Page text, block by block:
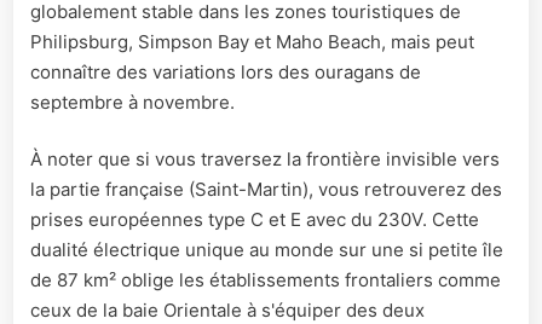
globalement stable dans les zones touristiques de
Philipsburg, Simpson Bay et Maho Beach, mais peut
connaître des variations lors des ouragans de
septembre à novembre.
À noter que si vous traversez la frontière invisible vers
la partie française (Saint-Martin), vous retrouverez des
prises européennes type C et E avec du 230V. Cette
dualité électrique unique au monde sur une si petite île
de 87 km² oblige les établissements frontaliers comme
ceux de la baie Orientale à s'équiper des deux